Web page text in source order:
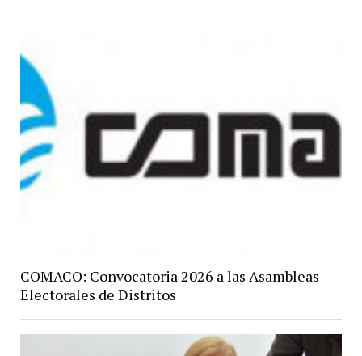
COMACO: Convocatoria 2026 a las Asambleas
Electorales de Distritos